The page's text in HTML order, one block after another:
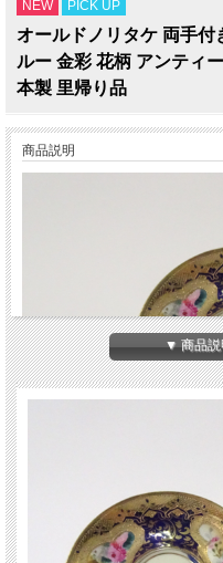
NEW PICK UP
オールドノリタケ 両手
ルー 金彩 花柄 アンティ
本製 里帰り品
商品説明
▼ 商品説